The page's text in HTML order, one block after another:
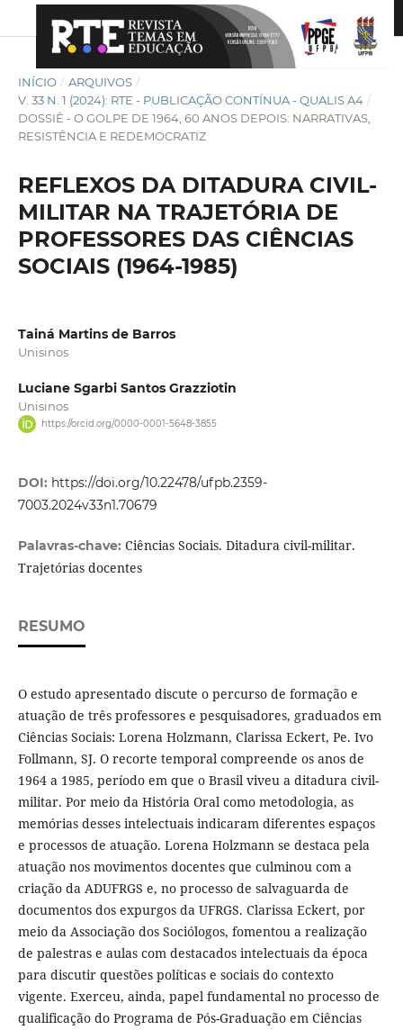
INÍCIO / ARQUIVOS /
V. 33 N. 1 (2024): RTE - PUBLICAÇÃO CONTÍNUA - QUALIS A4 /
DOSSIÊ - O GOLPE DE 1964, 60 ANOS DEPOIS: NARRATIVAS,
RESISTÊNCIA E REDEMOCRATIZ
REFLEXOS DA DITADURA CIVIL-
MILITAR NA TRAJETÓRIA DE
PROFESSORES DAS CIÊNCIAS
SOCIAIS (1964-1985)
Tainá Martins de Barros
Unisinos
Luciane Sgarbi Santos Grazziotin
Unisinos
https://orcid.org/0000-0001-5648-3855
DOI: https://doi.org/10.22478/ufpb.2359-
7003.2024v33n1.70679
Palavras-chave: Ciências Sociais. Ditadura civil-militar.
Trajetórias docentes
RESUMO
O estudo apresentado discute o percurso de formação e
atuação de três professores e pesquisadores, graduados em
Ciências Sociais: Lorena Holzmann, Clarissa Eckert, Pe. Ivo
Follmann, SJ. O recorte temporal compreende os anos de
1964 a 1985, período em que o Brasil viveu a ditadura civil-
militar. Por meio da História Oral como metodologia, as
memórias desses intelectuais indicaram diferentes espaços
e processos de atuação. Lorena Holzmann se destaca pela
atuação nos movimentos docentes que culminou com a
criação da ADUFRGS e, no processo de salvaguarda de
documentos dos expurgos da UFRGS. Clarissa Eckert, por
meio da Associação dos Sociólogos, fomentou a realização
de palestras e aulas com destacados intelectuais da época
para discutir questões políticas e sociais do contexto
vigente. Exerceu, ainda, papel fundamental no processo de
qualificação do Programa de Pós-Graduação em Ciências